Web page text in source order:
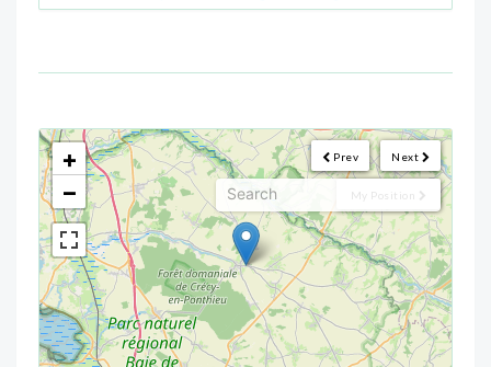
Next
Prev
My Position
<!---->
+
−